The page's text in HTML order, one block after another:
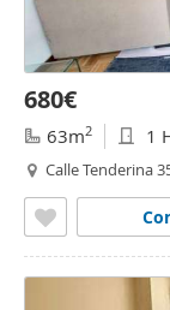
680€
63m2 1
Calle Tenderina